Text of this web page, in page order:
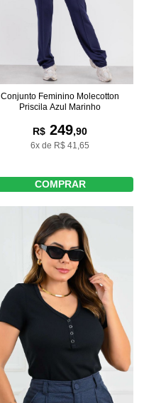
Conjunto Feminino Molecotton
Priscila Azul Marinho
R$ 249,90
6x de R$ 41,65
COMPRAR